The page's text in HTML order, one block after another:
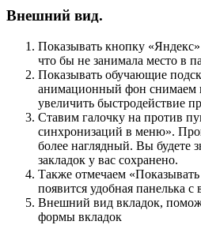
Внешний вид.
Показывать кнопку
что бы не занимала место в
Показывать обучающие
анимационный фон снимаем
увеличить быстродействие
Ставим галочку на против
синхронизаций в меню».
более наглядный. Вы будете
закладок у вас сохранено.
Также отмечаем
появится удобная панелька с
Внешний вид вкладок,
формы вкладок